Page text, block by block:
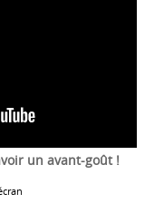
un avant-goût !